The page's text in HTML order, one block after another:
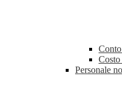
Costo
Personale